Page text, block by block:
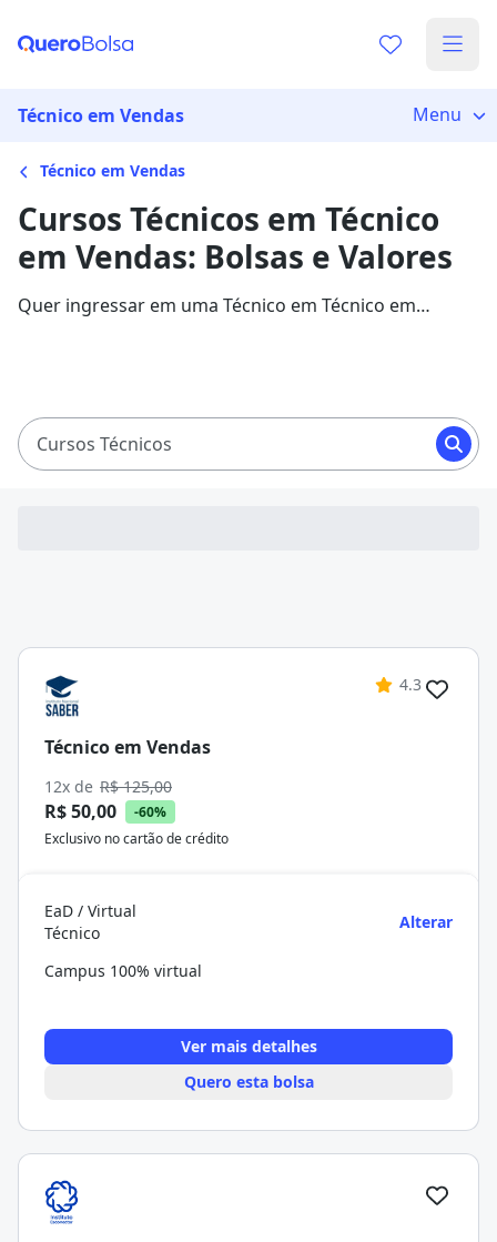
Técnico em Vendas Menu
Técnico em Vendas
Cursos Técnicos em Técnico
em Vendas: Bolsas e Valores
Quer ingressar em uma Técnico em Técnico em
Cursos Técnicos
4.3
Técnico em Vendas
12x de R$ 125,00
R$ 50,00
-60%
Exclusivo no cartão de crédito
EaD / Virtual
Técnico
Alterar
Campus 100% virtual
Ver mais detalhes
Quero esta bolsa